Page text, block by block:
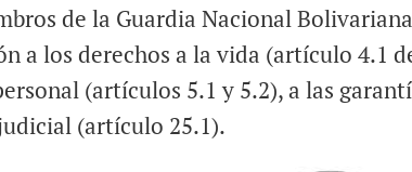
de la Guardia Nacional
a los derechos a la vida (artículo 4.1
(artículos 5.1 y 5.2), a las
(artículo 25.1).